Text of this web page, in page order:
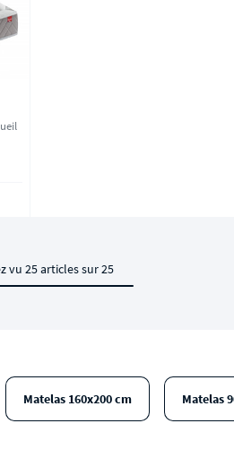
vu 25 articles sur 25
Matelas 160x200 cm Matelas